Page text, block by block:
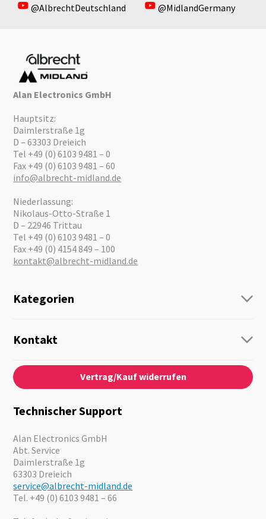
@AlbrechtDeutschland
@MidlandGermany
Alan Electronics GmbH
Hauptsitz:
Daimlerstraße 1g
D – 63303 Dreieich
Tel +49 (0) 6103 9481 – 0
Fax +49 (0) 6103 9481 – 60
info@albrecht-midland.de
Niederlassung:
Nikolaus-Otto-Straße 1
D – 22946 Trittau
Tel +49 (0) 6103 9481 – 0
Fax +49 (0) 4154 849 – 100
kontakt@albrecht-midland.de
Kategorien
Personenführung
Audio
Notfallvorsorge
Motorrad
Angebote
Kontakt
Kontaktformular
Über Uns
News
Kataloge
Vertrag/Kauf widerrufen
Technischer Support
Alan Electronics GmbH
Abt. Service
Daimlerstraße 1g
63303 Dreieich
service@albrecht-midland.de
Tel. +49 (0) 6103 9481 – 66